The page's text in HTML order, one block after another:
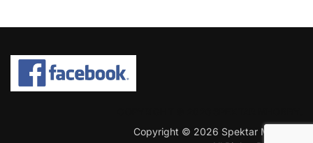
Copyright © 2026 Spektar MHobby.